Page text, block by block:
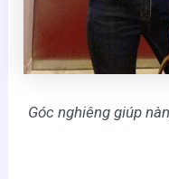
Góc nghiêng giúp